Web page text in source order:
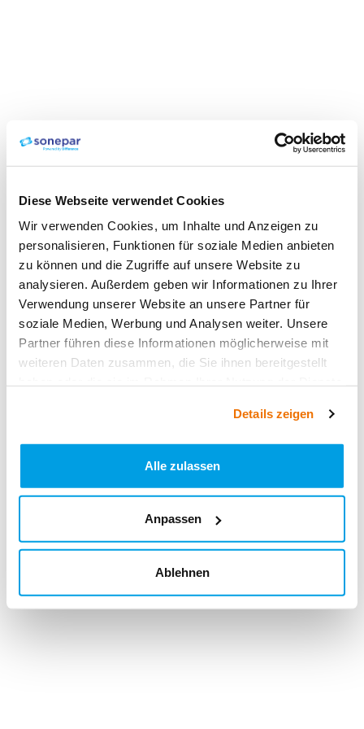
Diese Webseite verwendet Cookies
Wir verwenden Cookies, um Inhalte und Anzeigen zu
personalisieren, Funktionen für soziale Medien anbieten
zu können und die Zugriffe auf unsere Website zu
analysieren. Außerdem geben wir Informationen zu Ihrer
Verwendung unserer Website an unsere Partner für
soziale Medien, Werbung und Analysen weiter. Unsere
Partner führen diese Informationen möglicherweise mit
weiteren Daten zusammen, die Sie ihnen bereitgestellt
Details zeigen
Alle zulassen
Anpassen
Ablehnen